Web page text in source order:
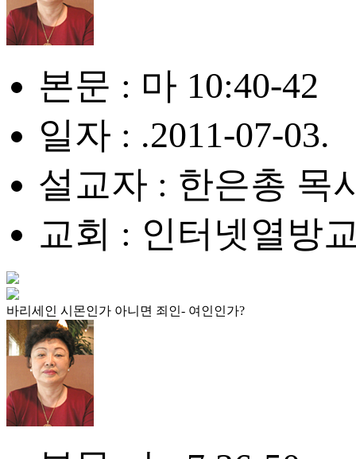
본문 : 마 10:40-42
일자 : .2011-07-03.
설교자 : 한은총 목
교회 : 인터넷열방
바리세인 시몬인가 아니면 죄인- 여인인가?